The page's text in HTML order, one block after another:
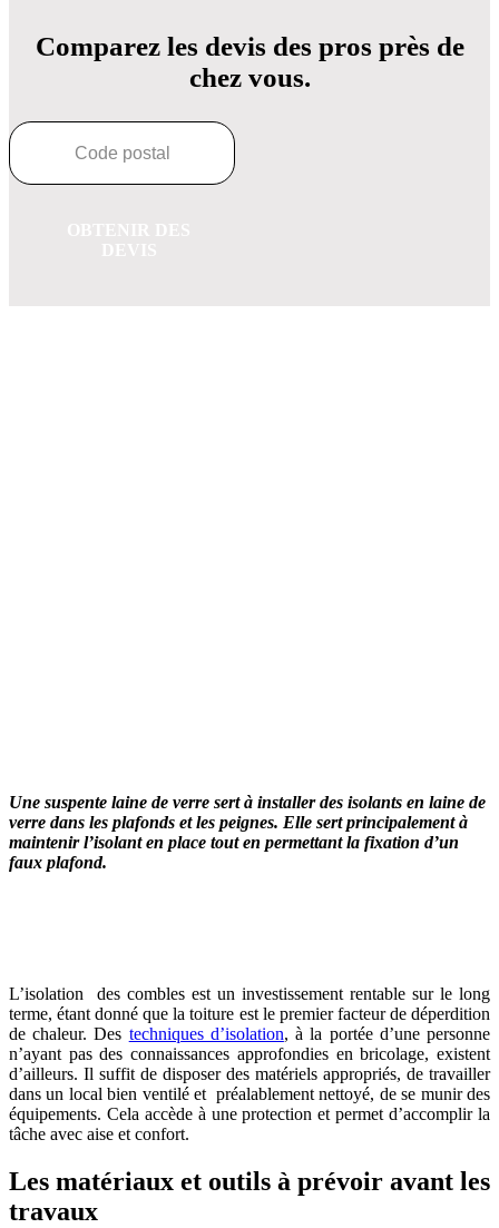
Comparez les devis des pros près de
chez vous.
Une suspente laine de verre sert à installer des isolants en laine de
verre dans les plafonds et les peignes. Elle sert principalement à
maintenir l’isolant en place tout en permettant la fixation d’un
faux plafond.
L’isolation des combles est un investissement rentable sur le long
terme, étant donné que la toiture est le premier facteur de déperdition
de chaleur. Des techniques d’isolation, à la portée d’une personne
n’ayant pas des connaissances approfondies en bricolage, existent
d’ailleurs. Il suffit de disposer des matériels appropriés, de travailler
dans un local bien ventilé et préalablement nettoyé, de se munir des
équipements. Cela accède à une protection et permet d’accomplir la
tâche avec aise et confort.
Les matériaux et outils à prévoir avant les
travaux